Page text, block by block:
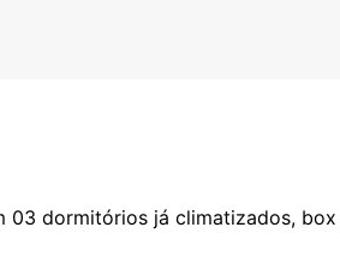
03 dormitórios já climatizados,